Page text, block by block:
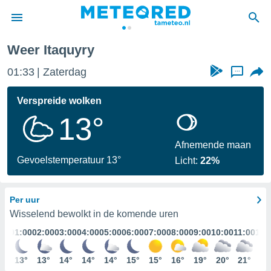
door
verstrekte
hoge
hebt de
voor
op basis
Weer Itaquyry
01:33 Zaterdag ...
Verspreide wolken
13°
Gevoelstemperatuur 13°
Afnemende maan
Licht:22%
Per uur
Wisselend bewolkt in de komende uren
01:00
13°
02:00
13°
03:00
14°
04:00
14°
05:00
14°
06:00
15°
07:00
15°
08:00
16°
09:00
19°
10:00
20°
11:00
21°